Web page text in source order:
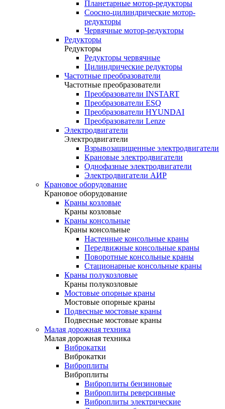
Планетарные мотор-редукторы
Соосно-цилиндрические мотор-
редукторы
Червячные мотор-редукторы
Редукторы
Редукторы
Редукторы червячные
Цилиндрические редукторы
Частотные преобразователи
Частотные преобразователи
Преобразователи INSTART
Преобразователи ESQ
Преобразователи HYUNDAI
Преобразователи Lenze
Электродвигатели
Электродвигатели
Взрывозащищенные электродвигатели
Крановые электродвигатели
Однофазные электродвигатели
Электродвигатели АИР
Крановое оборудование
Крановое оборудование
Краны козловые
Краны козловые
Краны консольные
Краны консольные
Настенные консольные краны
Передвижные консольные краны
Поворотные консольные краны
Стационарные консольные краны
Краны полукозловые
Краны полукозловые
Мостовые опорные краны
Мостовые опорные краны
Подвесные мостовые краны
Подвесные мостовые краны
Малая дорожная техника
Малая дорожная техника
Виброкатки
Виброкатки
Виброплиты
Виброплиты
Виброплиты бензиновые
Виброплиты реверсивные
Виброплиты электрические